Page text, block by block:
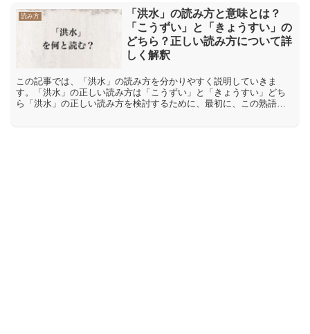
読み方
「洪水」の読み方と意味とは？
「こうずい」と「きょうすい」の
どちら？正しい読み方について詳
しく解釈
この記事では、「洪水」の読み方を分かりやすく説明していきま
す。「洪水」の正しい読み方は「こうずい」と「きょうすい」どち
ら「洪水」の正しい読み方を検討するために、最初に、この熟語に